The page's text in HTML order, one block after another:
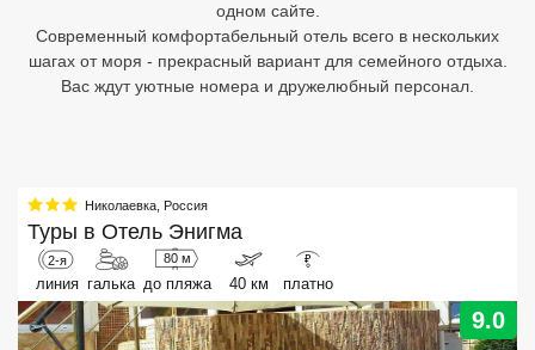
одном сайте.
Современный комфортабельный отель всего в нескольких
шагах от моря - прекрасный вариант для семейного отдыха.
Вас ждут уютные номера и дружелюбный персонал.
Николаевка, Россия
Туры в Отель Энигма
2-я
линия галька
80 м
до пляжа 40 км
₽
платно
9.0
Куба
Шри Ланка
Вьетнам
Хайнань
Северный Гоа
Южный Гоа